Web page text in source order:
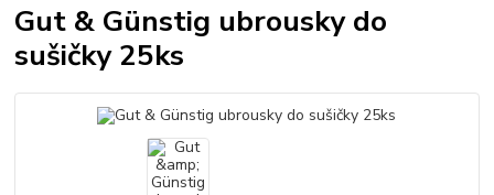
Gut & Günstig ubrousky do
sušičky 25ks